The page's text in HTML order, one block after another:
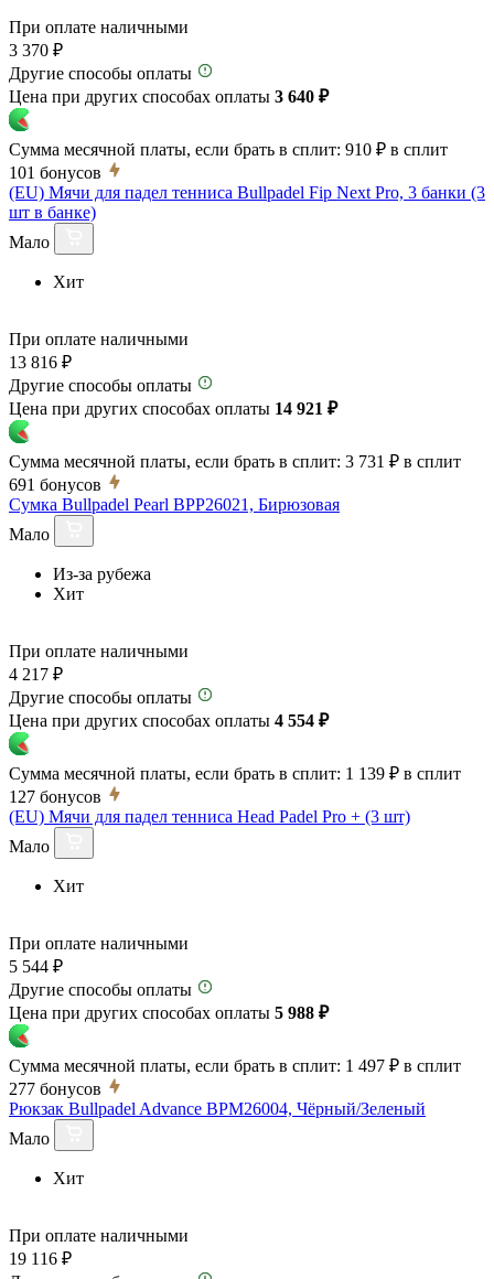
При оплате наличными
3 370 ₽
Другие способы оплаты
Цена при других способах оплаты 3 640 ₽
Сумма месячной платы, если брать в сплит: 910 ₽ в сплит
101 бонусов
(EU) Мячи для падел тенниса Bullpadel Fip Next Pro, 3 банки (3
шт в банке)
Мало
Хит
При оплате наличными
13 816 ₽
Другие способы оплаты
Цена при других способах оплаты 14 921 ₽
Сумма месячной платы, если брать в сплит: 3 731 ₽ в сплит
691 бонусов
Сумка Bullpadel Pearl BPP26021, Бирюзовая
Мало
Из-за рубежа
Хит
При оплате наличными
4 217 ₽
Другие способы оплаты
Цена при других способах оплаты 4 554 ₽
Сумма месячной платы, если брать в сплит: 1 139 ₽ в сплит
127 бонусов
(EU) Мячи для падел тенниса Head Padel Pro + (3 шт)
Мало
Хит
При оплате наличными
5 544 ₽
Другие способы оплаты
Цена при других способах оплаты 5 988 ₽
Сумма месячной платы, если брать в сплит: 1 497 ₽ в сплит
277 бонусов
Рюкзак Bullpadel Advance BPM26004, Чёрный/Зеленый
Мало
Хит
При оплате наличными
19 116 ₽